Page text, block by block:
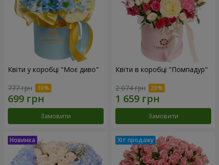
Квіти у коробці "Моє диво"
777 грн
Замовити
Квіти в коробці "Помпадур"
2 074 грн
Замовити